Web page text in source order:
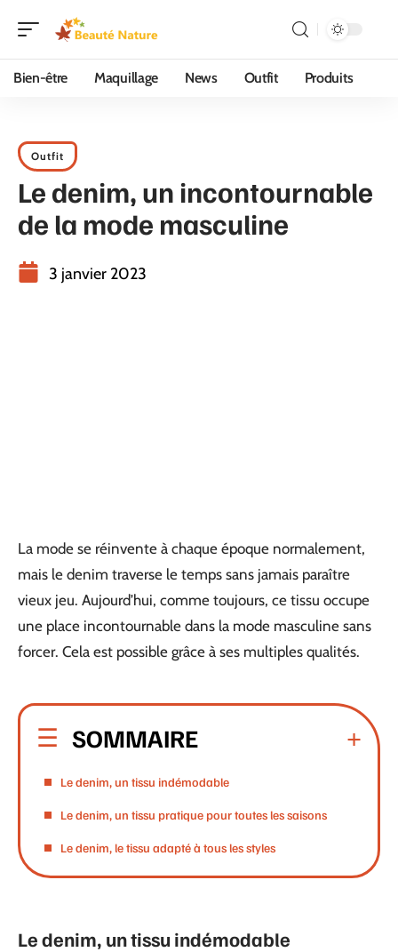
Bien-être Maquillage News Outfit Produits
Outfit
Le denim, un incontournable
de la mode masculine
3 janvier 2023
La mode se réinvente à chaque époque normalement,
mais le denim traverse le temps sans jamais paraître
vieux jeu. Aujourd’hui, comme toujours, ce tissu occupe
une place incontournable dans la mode masculine sans
forcer. Cela est possible grâce à ses multiples qualités.
SOMMAIRE
Le denim, un tissu indémodable
Le denim, un tissu pratique pour toutes les saisons
Le denim, le tissu adapté à tous les styles
Le denim, un tissu indémodable